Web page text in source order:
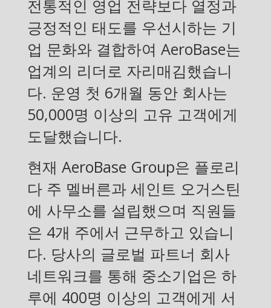
전통적인 영업 전략보다 열정과
긍정적인 태도를 우선시하는 기
업 문화와 결합하여 AeroBase는
업계의 리더로 자리매김했습니
다. 운영 첫 6개월 동안 회사는
50,000명 이상의 고유 고객에게
도달했습니다.
현재 AeroBase Group은 플로리
다 주 멜버른과 세인트 오거스틴
에 사무소를 설립했으며 직원들
은 4개 주에서 근무하고 있습니
다. 당사의 글로벌 파트너 회사
네트워크를 통해 중소기업은 하
루에 400명 이상의 고객에게 서